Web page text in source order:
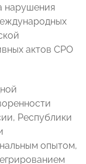
нарушения
актов СРО
Республики
опытом,